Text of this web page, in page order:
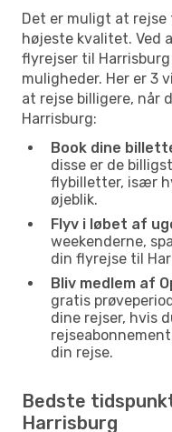
Det er muligt at rejse
højeste kvalitet. Ved
flyrejser til
muligheder. Her er 3
at rejse billigere, når
Harrisburg:
Book dine
disse er de
flybilletter, især
øjeblik.
Flyv i løbet af
weekenderne,
din flyrejse til
Bliv medlem af
gratis
dine rejser, hvis
din rejse.
Bedste
Harrisburg